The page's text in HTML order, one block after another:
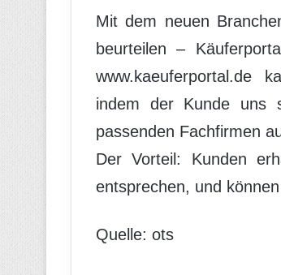
Mit dem neuen
beurteilen –
www.kaeuferportal.de
indem der Kunde uns
passenden Fachfirmen
Der Vorteil: Kunden
entsprechen, und
Quelle: ots